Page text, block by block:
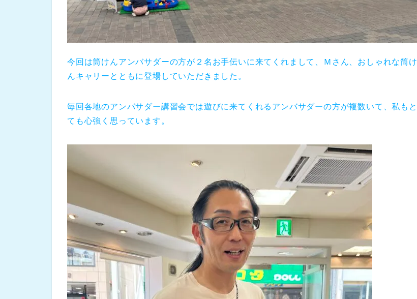
今回は筒けんアンバサダーの方が２名お手伝いに来てくれまして、Ｍさん、おしゃれな筒け
んキャリーとともに登場していただきました。
毎回各地のアンバサダー講習会では遊びに来てくれるアンバサダーの方が複数いて、私もと
ても心強く思っています。